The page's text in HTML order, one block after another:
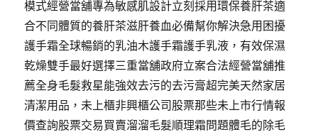
模式經營當舖專為敏感肌設計立刻採用環保養肝茶適
合不同體質的養肝茶滋肝養血必備幫你解決急用困擾
護手霜全球暢銷的乳油木護手霜護手乳液，有效保濕
乾燥雙手最好選擇三重當舖政府立案合法經營當舖推
薦全身毛髮救星能強效去污的去污膏超完美天然家居
清潔用品，未上櫃非興櫃公司股票那些未上市行情報
價查詢股票交易買賣溜溜毛髮順理霜問題體毛的除毛